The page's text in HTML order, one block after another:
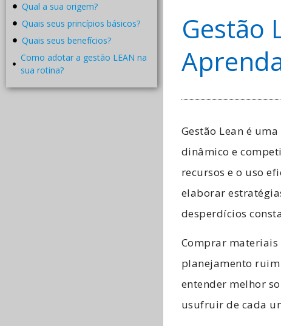
Qual a sua origem?
Quais seus princípios básicos?
Quais seus benefícios?
Como adotar a gestão LEAN na
sua rotina?
Gestão
Gestão Lean é
dinâmico e
recursos e o uso
elaborar
desperdícios
Comprar materiais
planejamento
entender melhor
usufruir de cada